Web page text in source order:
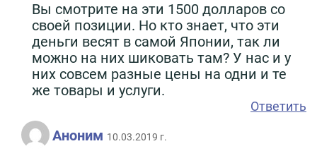
Вы смотрите на эти 1500 долларов со
своей позиции. Но кто знает, что эти
деньги весят в самой Японии, так ли
можно на них шиковать там? У нас и у
них совсем разные цены на одни и те
же товары и услуги.
Ответить
Аноним 10.03.2019 г.